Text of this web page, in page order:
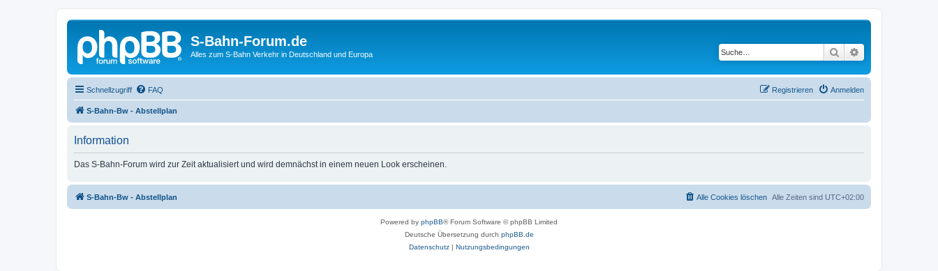
S-Bahn-Forum.de
Alles zum S-Bahn Verkehr in Deutschland und Europa Suche
Schnellzugriff FAQ Anmelden
Registrieren
S-Bahn-Bw - Abstellplan
Information
Das S-Bahn-Forum wird zur Zeit aktualisiert und wird demnächst in einem neuen Look erscheinen.
S-Bahn-Bw - Abstellplan Alle Zeiten sind UTC+02:00
Alle Cookies löschen
Powered by phpBB® Forum Software © phpBB Limited
Deutsche Übersetzung durch phpBB.de
Datenschutz| Nutzungsbedingungen